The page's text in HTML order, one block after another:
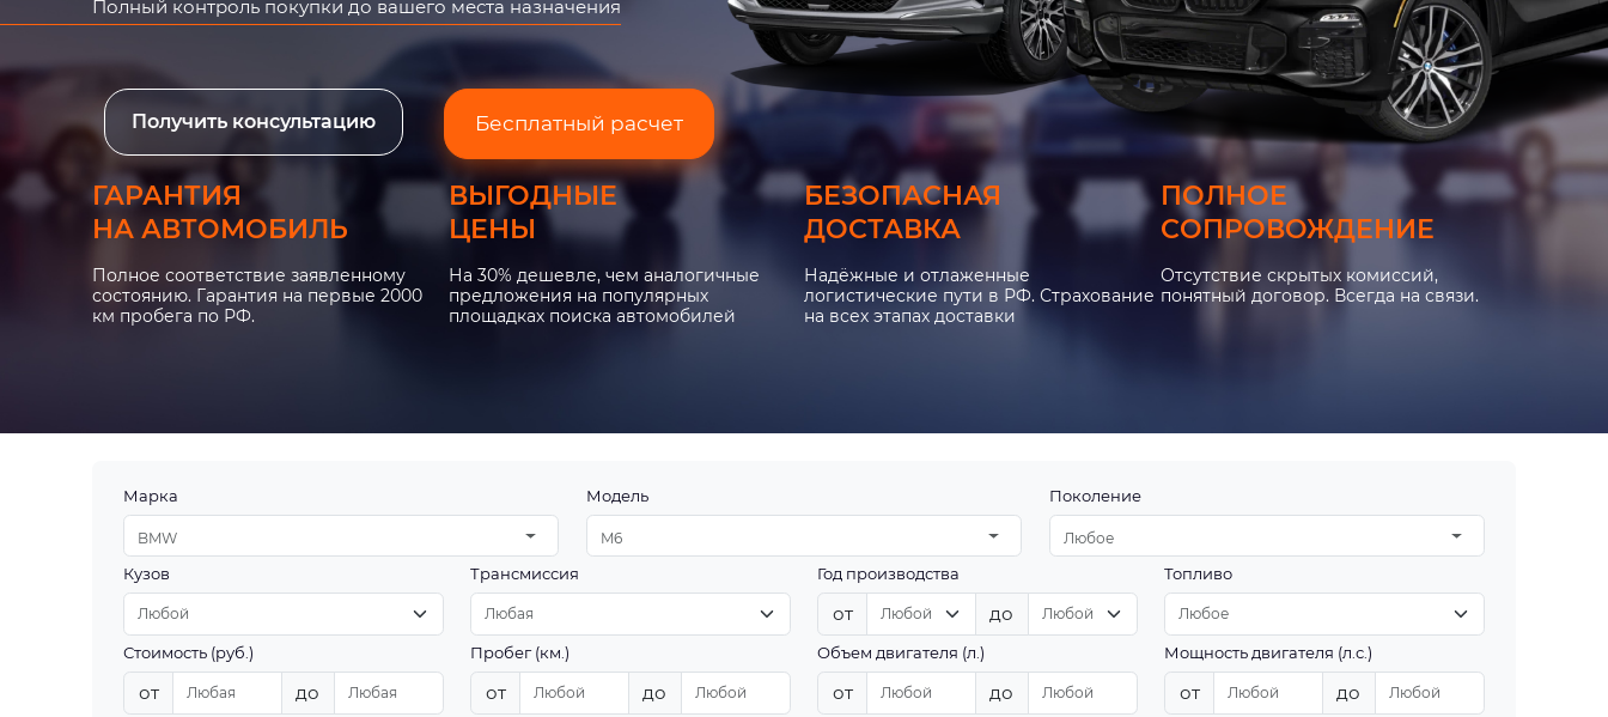
Полный контроль покупки до вашего места назначения
Получить консультацию Бесплатный расчет
ГАРАНТИЯ
НА АВТОМОБИЛЬ
Полное соответствие заявленному
состоянию. Гарантия на первые 2000
км пробега по РФ.
ВЫГОДНЫЕ
ЦЕНЫ
На 30% дешевле, чем аналогичные
предложения на популярных
площадках поиска автомобилей
БЕЗОПАСНАЯ
ДОСТАВКА
Надёжные и отлаженные
логистические пути в РФ. Страхование
на всех этапах доставки
ПОЛНОЕ
СОПРОВОЖДЕНИЕ
Отсутствие скрытых комиссий,
понятный договор. Всегда на связи.
Марка
BMW
Модель
M6
Поколение
Любое
Кузов Трансмиссия Год производства
от до
Топливо
Стоимость (руб.)
от до
Пробег (км.)
от до
Объем двигателя (л.)
от до
Мощность двигателя (л.с.)
от до